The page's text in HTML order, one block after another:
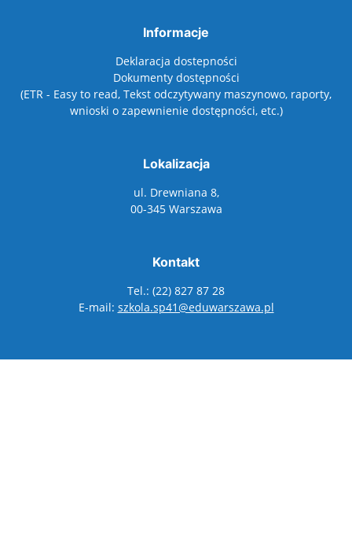
Informacje
Deklaracja dostepności
Dokumenty dostępności
(ETR - Easy to read, Tekst odczytywany maszynowo, raporty,
wnioski o zapewnienie dostępności, etc.)
Lokalizacja
ul. Drewniana 8,
00-345 Warszawa
Kontakt
Tel.: (22) 827 87 28
E-mail: szkola.sp41@eduwarszawa.pl